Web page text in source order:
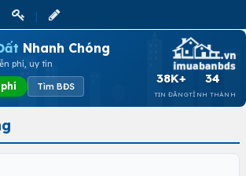
Nhanh Chóng
phí, uy tín
Tìm BĐS
38K+
TIN ĐĂNG
34
TỈNH THÀNH